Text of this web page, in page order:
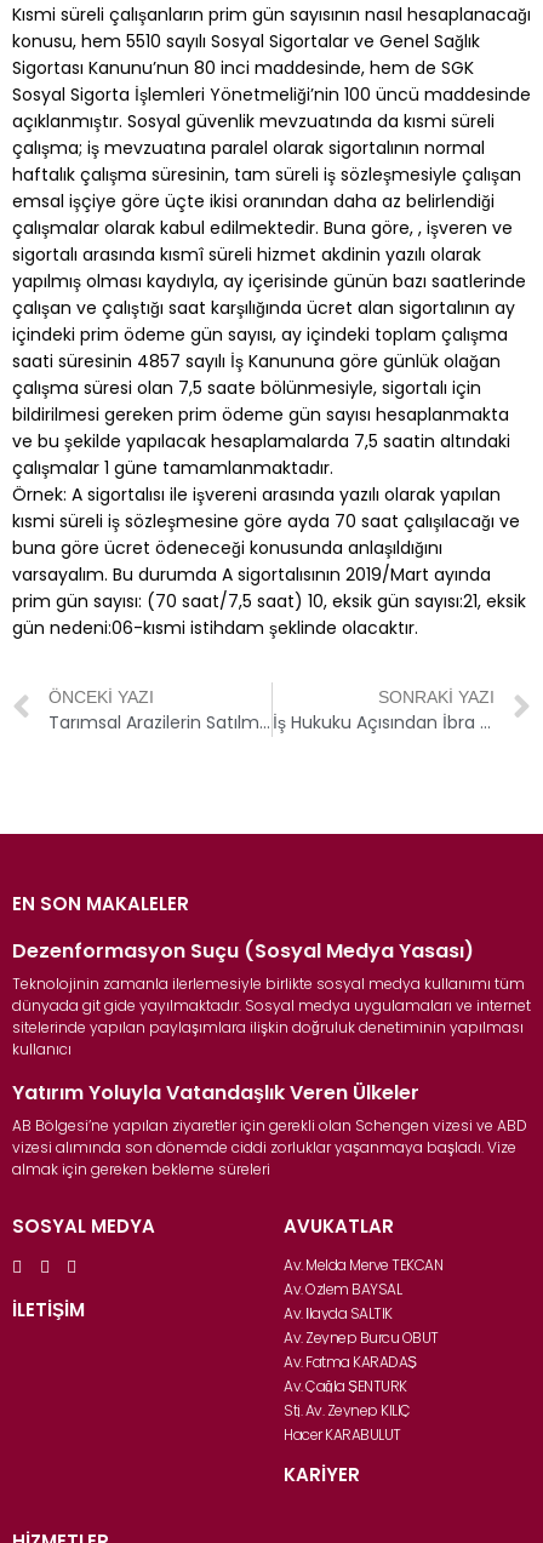
Kısmi süreli çalışanların prim gün sayısının nasıl hesaplanacağı
konusu, hem 5510 sayılı Sosyal Sigortalar ve Genel Sağlık
Sigortası Kanunu’nun 80 inci maddesinde, hem de SGK
Sosyal Sigorta İşlemleri Yönetmeliği’nin 100 üncü maddesinde
açıklanmıştır. Sosyal güvenlik mevzuatında da kısmi süreli
çalışma; iş mevzuatına paralel olarak sigortalının normal
haftalık çalışma süresinin, tam süreli iş sözleşmesiyle çalışan
emsal işçiye göre üçte ikisi oranından daha az belirlendiği
çalışmalar olarak kabul edilmektedir. Buna göre, , işveren ve
sigortalı arasında kısmî süreli hizmet akdinin yazılı olarak
yapılmış olması kaydıyla, ay içerisinde günün bazı saatlerinde
çalışan ve çalıştığı saat karşılığında ücret alan sigortalının ay
içindeki prim ödeme gün sayısı, ay içindeki toplam çalışma
saati süresinin 4857 sayılı İş Kanununa göre günlük olağan
çalışma süresi olan 7,5 saate bölünmesiyle, sigortalı için
bildirilmesi gereken prim ödeme gün sayısı hesaplanmakta
ve bu şekilde yapılacak hesaplamalarda 7,5 saatin altındaki
çalışmalar 1 güne tamamlanmaktadır.
Örnek: A sigortalısı ile işvereni arasında yazılı olarak yapılan
kısmi süreli iş sözleşmesine göre ayda 70 saat çalışılacağı ve
buna göre ücret ödeneceği konusunda anlaşıldığını
varsayalım. Bu durumda A sigortalısının 2019/Mart ayında
prim gün sayısı: (70 saat/7,5 saat) 10, eksik gün sayısı:21, eksik
gün nedeni:06-kısmi istihdam şeklinde olacaktır.
ÖNCEKI YAZI
Tarımsal Arazilerin Satılması Durumunda Sınırdaş Malikin Önalım Hakkı Var Mıdır?
SONRAKI YAZI
İş Hukuku Açısından İbra Sözleşmesinin Niteliği
EN SON MAKALELER
Dezenformasyon Suçu (Sosyal Medya Yasası)
Teknolojinin zamanla ilerlemesiyle birlikte sosyal medya kullanımı tüm
dünyada git gide yayılmaktadır. Sosyal medya uygulamaları ve internet
sitelerinde yapılan paylaşımlara ilişkin doğruluk denetiminin yapılması
kullanıcı
Yatırım Yoluyla Vatandaşlık Veren Ülkeler
AB Bölgesi’ne yapılan ziyaretler için gerekli olan Schengen vizesi ve ABD
vizesi alımında son dönemde ciddi zorluklar yaşanmaya başladı. Vize
almak için gereken bekleme süreleri
SOSYAL MEDYA
İLETİŞİM
AVUKATLAR
Av. Melda Merve TEKCAN
Av. Özlem BAYSAL
Av. İlayda SALTIK
Av. Zeynep Burcu OBUT
Av. Fatma KARADAŞ
Av. Çağla ŞENTÜRK
Stj. Av. Zeynep KILIÇ
Hacer KARABULUT
KARİYER